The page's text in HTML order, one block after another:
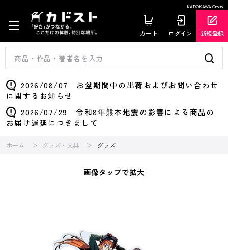
KADOKAWA Group
カート ログイン 新規登録
2026/08/07 お盆期間中の出荷およびお問い合わせ
に関するお知らせ
2026/07/29 令和8年熊本地震の影響による商品の
お届け遅延につきまして
ホーム グッズ・文具 グッズ
画像タップで拡大